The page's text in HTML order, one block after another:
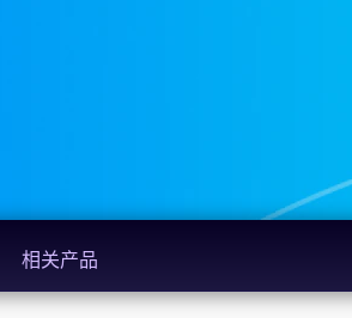
相关产品